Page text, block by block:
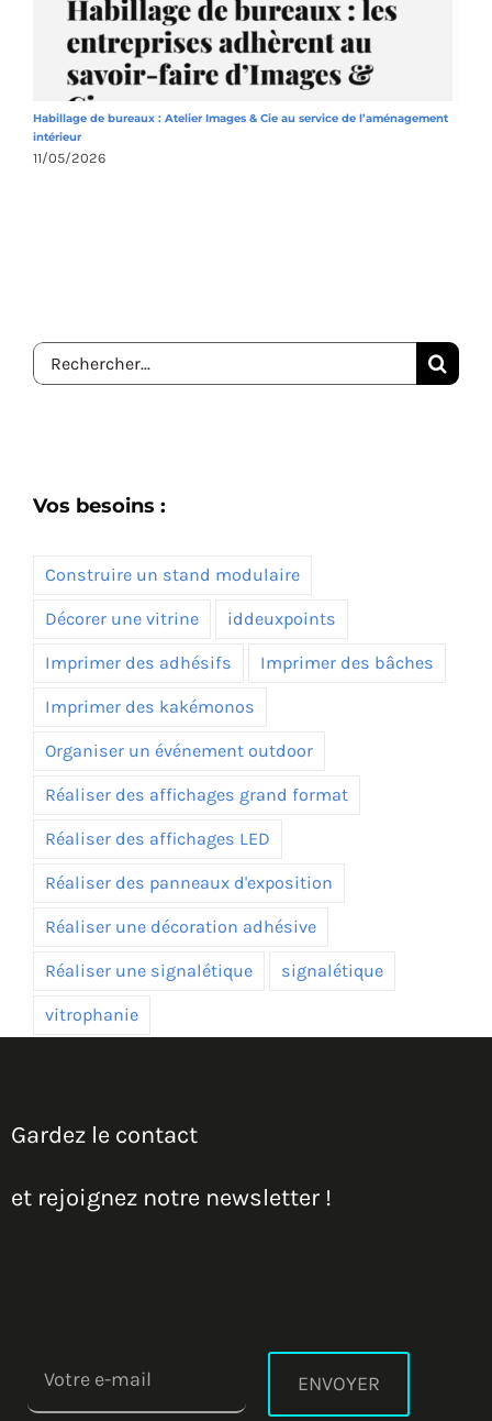
Habillage de bureaux : Atelier Images & Cie au service de l’aménagement
intérieur
11/05/2026
Rechercher:
Vos besoins :
Construire un stand modulaire
Décorer une vitrine iddeuxpoints
Imprimer des adhésifs Imprimer des bâches
Imprimer des kakémonos
Organiser un événement outdoor
Réaliser des affichages grand format
Réaliser des affichages LED
Réaliser des panneaux d'exposition
Réaliser une décoration adhésive
Réaliser une signalétique signalétique
vitrophanie
Gardez le contact
et rejoignez notre newsletter !